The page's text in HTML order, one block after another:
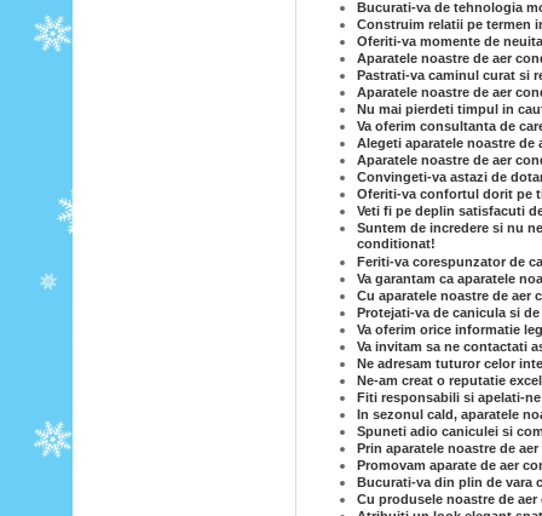
Bucurati-va de tehnologia
Construim relatii pe termen
Oferiti-va momente de
Aparatele noastre de aer
Pastrati-va caminul curat si
Aparatele noastre de aer
Nu mai pierdeti timpul in
Va oferim consultanta de
Alegeti aparatele noastre
Aparatele noastre de aer
Convingeti-va astazi de
Oferiti-va confortul dorit pe
Veti fi pe deplin satisfacuti
Suntem de incredere si nu
conditionat!
Feriti-va corespunzator de
Va garantam ca aparatele
Cu aparatele noastre de
Protejati-va de canicula si
Va oferim orice informatie
Va invitam sa ne contactati
Ne adresam tuturor celor
Ne-am creat o reputatie
Fiti responsabili si apelati-
In sezonul cald, aparatele
Spuneti adio caniculei si
Prin aparatele noastre de
Promovam aparate de aer
Bucurati-va din plin de vara
Cu produsele noastre de